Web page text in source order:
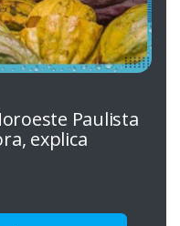
Paulista
explica